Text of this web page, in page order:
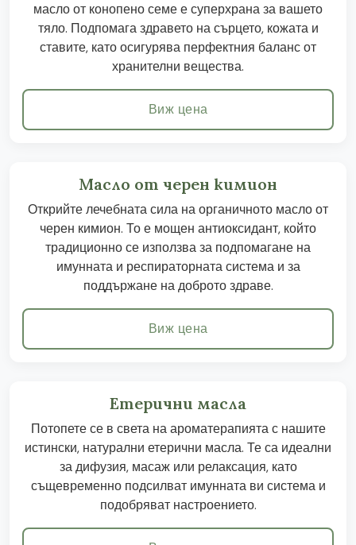
масло от конопено семе е суперхрана за вашето
тяло. Подпомага здравето на сърцето, кожата и
ставите, като осигурява перфектния баланс от
хранителни вещества.
Виж цена
Масло от черен кимион
Открийте лечебната сила на органичното масло от
черен кимион. То е мощен антиоксидант, който
традиционно се използва за подпомагане на
имунната и респираторната система и за
поддържане на доброто здраве.
Виж цена
Етерични масла
Потопете се в света на ароматерапията с нашите
истински, натурални етерични масла. Те са идеални
за дифузия, масаж или релаксация, като
същевременно подсилват имунната ви система и
подобряват настроението.